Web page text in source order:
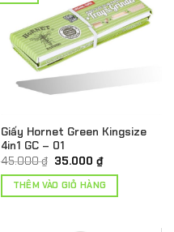
Giấy Hornet Green Kingsize
4in1 GC – 01
45.000₫ Giá
là:
45.000 ₫.
35.000 ₫Giá
hiện
tại
là:
THÊM VÀO GIỎ HÀNG